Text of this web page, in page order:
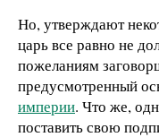
Но, утверждают
царь все равно не
пожеланиям
предусмотренный
империи. Что же,
поставить свою